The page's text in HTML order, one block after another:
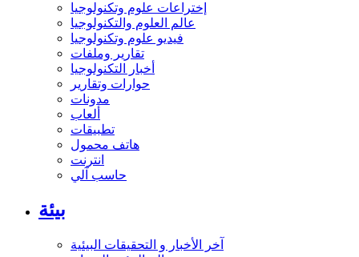
إختراعات علوم وتكنولوجيا
عالم العلوم والتكنولوجيا
فيديو علوم وتكنولوجيا
تقارير وملفات
أخبار التكنولوجيا
حوارات وتقارير
مدونات
ألعاب
تطبيقات
هاتف محمول
انترنت
حاسب آلي
بيئة
آخر الأخبار و التحقيقات البيئية